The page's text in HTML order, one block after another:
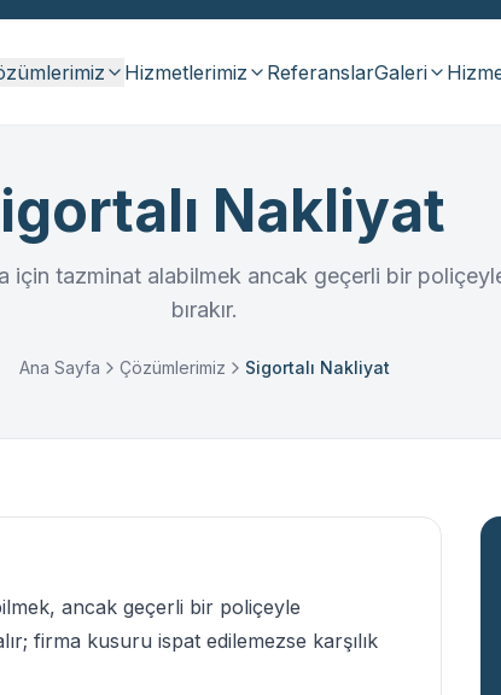
Hizmetlerimiz ReferanslarGaleri
Nakliyat
için tazminat alabilmek ancak geçerli bir
bırakır.
Ana Sayfa Çözümlerimiz Sigortalı Nakliyat
ancak geçerli bir poliçeyle
firma kusuru ispat edilemezse karşılık